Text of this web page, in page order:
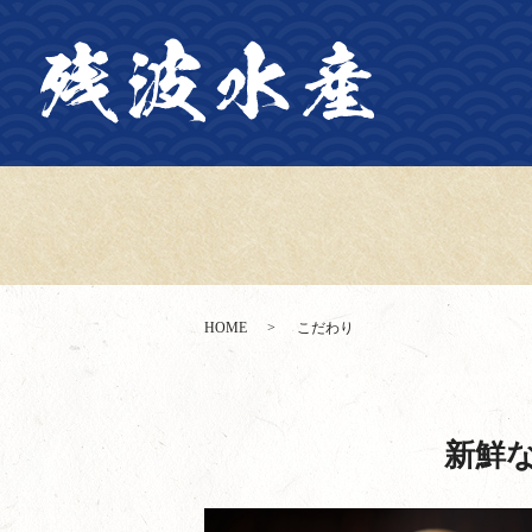
HOME こだわり
新鮮